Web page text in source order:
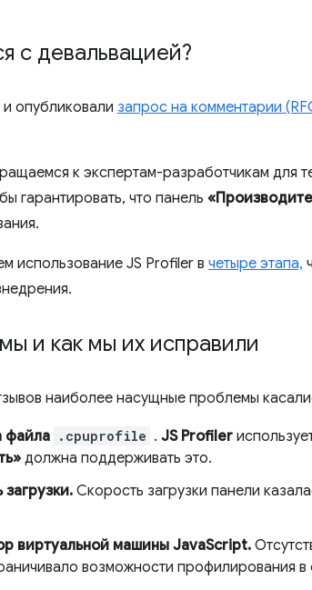
с девальвацией?
опубликовали запрос на комментарии
к экспертам-разработчикам для
гарантировать, что панель
использование JS Profiler в четыре этапа,
и как мы их исправили
наиболее насущные проблемы
файла .cpuprofile . JS Profiler
должна поддерживать это.
Скорость загрузки панели
виртуальной машины JavaScript.
возможности профилирования